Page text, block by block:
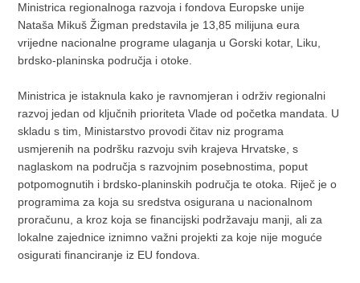
Ministrica regionalnoga razvoja i fondova Europske unije
Nataša Mikuš Žigman predstavila je 13,85 milijuna eura
vrijedne nacionalne programe ulaganja u Gorski kotar, Liku,
brdsko-planinska područja i otoke.
Ministrica je istaknula kako je ravnomjeran i održiv regionalni
razvoj jedan od ključnih prioriteta Vlade od početka mandata. U
skladu s tim, Ministarstvo provodi čitav niz programa
usmjerenih na podršku razvoju svih krajeva Hrvatske, s
naglaskom na područja s razvojnim posebnostima, poput
potpomognutih i brdsko-planinskih područja te otoka. Riječ je o
programima za koja su sredstva osigurana u nacionalnom
proračunu, a kroz koja se financijski podržavaju manji, ali za
lokalne zajednice iznimno važni projekti za koje nije moguće
osigurati financiranje iz EU fondova.